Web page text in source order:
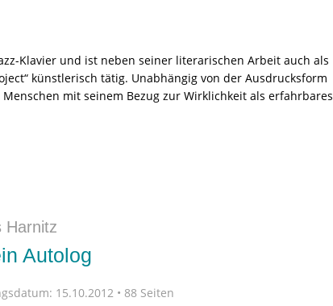
Klavier und ist neben seiner literarischen Arbeit auch als
künstlerisch tätig. Unabhängig von der Ausdrucksform
mit seinem Bezug zur Wirklichkeit als erfahrbares
Harnitz
Autolog
15.10.2012 • 88 Seiten